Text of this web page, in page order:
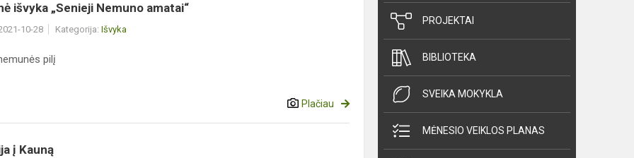
išvyka „Senieji Nemuno amatai“
10-28 Kategorija: Išvyka
pilį
Plačiau
į Kauną
PROJEKTAI
BIBLIOTEKA
SVEIKA MOKYKLA
MĖNESIO VEIKLOS PLANAS